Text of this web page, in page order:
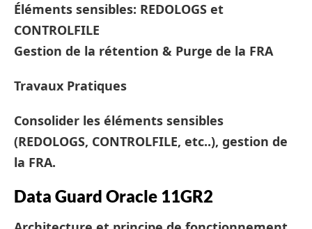
Éléments sensibles: REDOLOGS et
CONTROLFILE
Gestion de la rétention & Purge de la FRA
Travaux Pratiques
Consolider les éléments sensibles
(REDOLOGS, CONTROLFILE, etc..), gestion de
la FRA.
Data Guard Oracle 11GR2